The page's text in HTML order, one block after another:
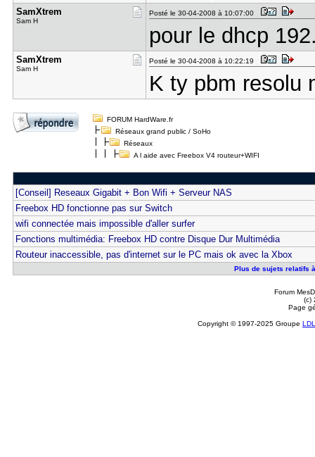
SamXtrem
Sam H
Posté le 30-04-2008 à 10:07:00
pour le dhcp
SamXtrem
Sam H
Posté le 30-04-2008 à 10:22:19
K ty pbm resolu
FORUM HardWare.fr
Réseaux grand public / SoHo
Réseaux
A l aide avec Freebox V4 routeur+WIFI
[Conseil] Reseaux Gigabit + Bon Wifi + Serveur NAS
Freebox HD fonctionne pas sur Switch
wifi connectée mais impossible d'aller surfer
Fonctions multimédia: Freebox HD contre Disque Dur Multimédia
Routeur inaccessible, pas d'internet sur le PC mais ok avec la Xbox
Plus de sujets relatifs
Forum
(c)
Page
Copyright © 1997-2025 Groupe